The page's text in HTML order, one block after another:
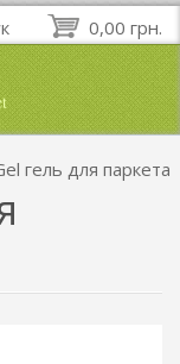
гель для паркета
0,00 грн.